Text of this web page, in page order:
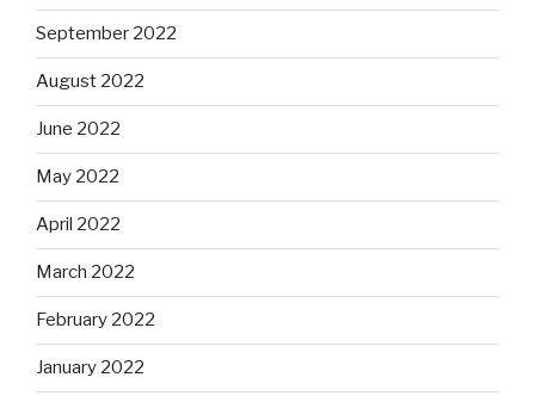
September 2022
August 2022
June 2022
May 2022
April 2022
March 2022
February 2022
January 2022